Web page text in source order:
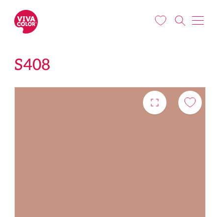
S408